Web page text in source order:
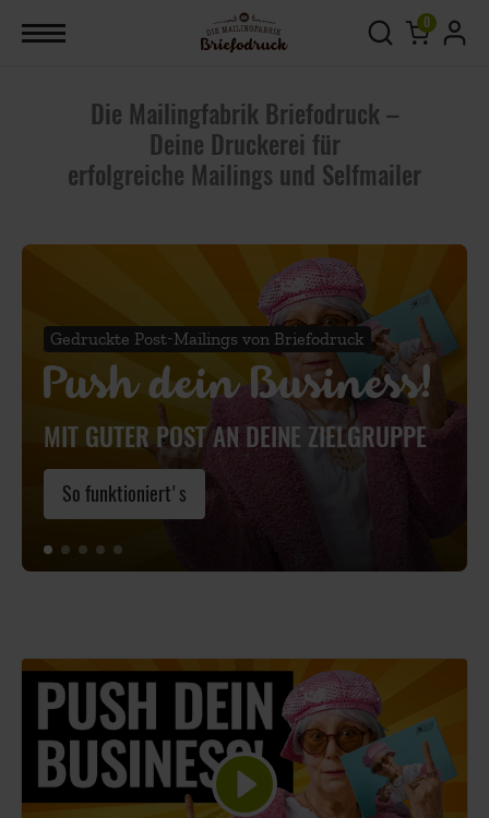
0
Die Mailingfabrik Briefodruck –
Deine Druckerei für
erfolgreiche Mailings und Selfmailer
Gedruckte Post-Mailings von Briefodruck
Push dein Business!
MIT GUTER POST AN DEINE ZIELGRUPPE
So funktioniert's